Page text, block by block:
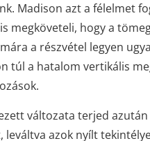
Madison azt a félelmet
megköveteli, hogy a
a részvétel legyen
túl a hatalom vertikális
változata terjed
azok nyílt